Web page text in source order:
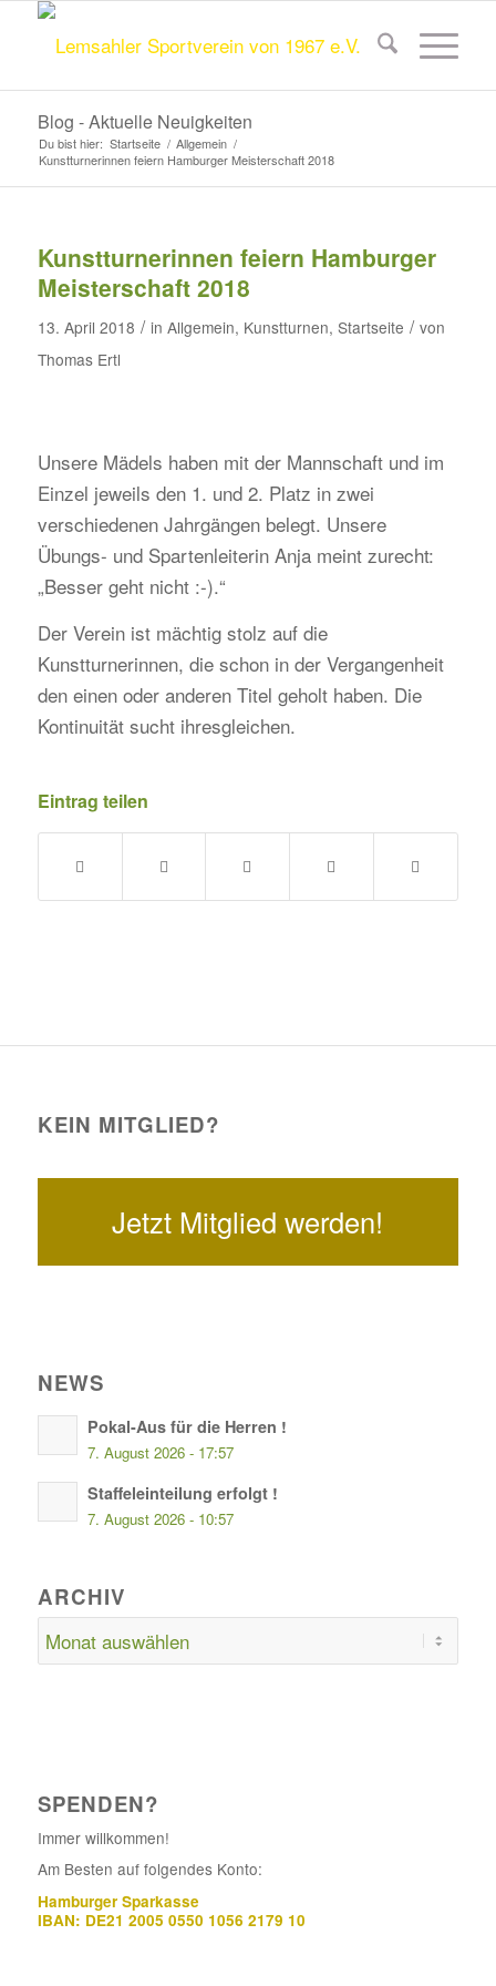
Blog - Aktuelle Neuigkeiten
Du bist hier: Startseite / Allgemein /
Kunstturnerinnen feiern Hamburger Meisterschaft 2018
Kunstturnerinnen feiern Hamburger
Meisterschaft 2018
13. April 2018 / in Allgemein, Kunstturnen, Startseite / von
Thomas Ertl
Unsere Mädels haben mit der Mannschaft und im
Einzel jeweils den 1. und 2. Platz in zwei
verschiedenen Jahrgängen belegt. Unsere
Übungs- und Spartenleiterin Anja meint zurecht:
„Besser geht nicht :-).“
Der Verein ist mächtig stolz auf die
Kunstturnerinnen, die schon in der Vergangenheit
den einen oder anderen Titel geholt haben. Die
Kontinuität sucht ihresgleichen.
Eintrag teilen
KEIN MITGLIED?
Jetzt Mitglied werden!
NEWS
Pokal-Aus für die Herren !
7. August 2026 - 17:57
Staffeleinteilung erfolgt !
7. August 2026 - 10:57
ARCHIV
SPENDEN?
Immer willkommen!
Am Besten auf folgendes Konto:
Hamburger Sparkasse
IBAN: DE21 2005 0550 1056 2179 10